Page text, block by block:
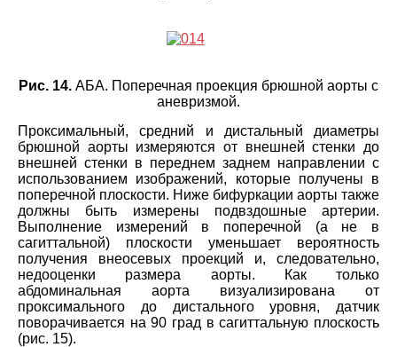
Рис. 14. AБA. Поперечная проекция брюшной аорты с
аневризмой.
Проксимальный, средний и дистальный диаметры
брюшной аорты измеряются от внешней стенки до
внешней стенки в переднем заднем направлении с
использованием изображений, которые получены в
поперечной плоскости. Ниже бифуркации аорты также
должны быть измерены подвздошные артерии.
Выполнение измерений в поперечной (а не в
сагиттальной) плоскости уменьшает вероятность
получения внеосевых проекций и, следовательно,
недооценки размера аорты. Как только
абдоминальная аорта визуализирована от
проксимального до дистального уровня, датчик
поворачивается на 90 град в сагиттальную плоскость
(рис. 15).